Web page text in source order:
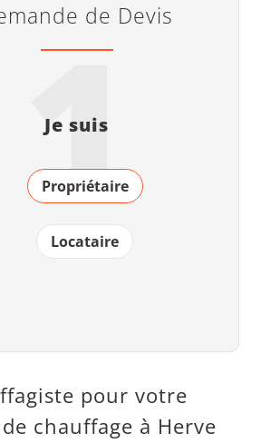
de Devis
1
Je suis
Propriétaire
Locataire
pour votre
chauffage à Herve